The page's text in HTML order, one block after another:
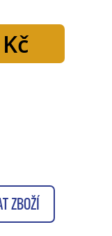
ZBOŽÍ